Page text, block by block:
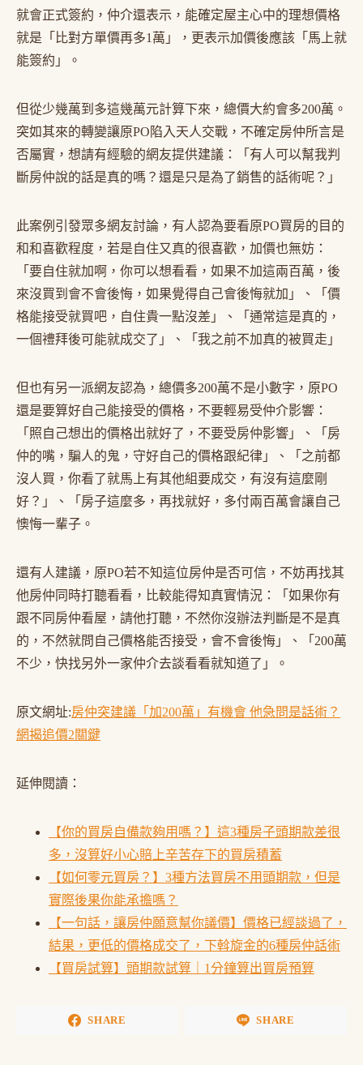
就會正式簽約，仲介還表示，能確定屋主心中的理想價格
就是「比對方單價再多1萬」，更表示加價後應該「馬上就
能簽約」。
但從少幾萬到多這幾萬元計算下來，總價大約會多200萬。
突如其來的轉變讓原PO陷入天人交戰，不確定房仲所言是
否屬實，想請有經驗的網友提供建議：「有人可以幫我判
斷房仲說的話是真的嗎？還是只是為了銷售的話術呢？」
此案例引發眾多網友討論，有人認為要看原PO買房的目的
和和喜歡程度，若是自住又真的很喜歡，加價也無妨：
「要自住就加啊，你可以想看看，如果不加這兩百萬，後
來沒買到會不會後悔，如果覺得自己會後悔就加」、「價
格能接受就買吧，自住貴一點沒差」、「通常這是真的，
一個禮拜後可能就成交了」、「我之前不加真的被買走」
但也有另一派網友認為，總價多200萬不是小數字，原PO
還是要算好自己能接受的價格，不要輕易受仲介影響：
「照自己想出的價格出就好了，不要受房仲影響」、「房
仲的嘴，騙人的鬼，守好自己的價格跟紀律」、「之前都
沒人買，你看了就馬上有其他組要成交，有沒有這麼剛
好？」、「房子這麼多，再找就好，多付兩百萬會讓自己
懊悔一輩子。
還有人建議，原PO若不知這位房仲是否可信，不妨再找其
他房仲同時打聽看看，比較能得知真實情況：「如果你有
跟不同房仲看屋，請他打聽，不然你沒辦法判斷是不是真
的，不然就問自己價格能否接受，會不會後悔」、「200萬
不少，快找另外一家仲介去談看看就知道了」。
原文網址:房仲突建議「加200萬」有機會 他急問是話術？
網揭追價2關鍵
延伸閱讀：
【你的買房自備款夠用嗎？】這3種房子頭期款差很
多，沒算好小心賠上辛苦存下的買房積蓄
【如何零元買房？】3種方法買房不用頭期款，但是
實際後果你能承擔嗎？
【一句話，讓房仲願意幫你議價】價格已經談過了，
結果，更低的價格成交了，下斡旋金的6種房仲話術
【買房試算】頭期款試算｜1分鐘算出買房預算
SHARE SHARE